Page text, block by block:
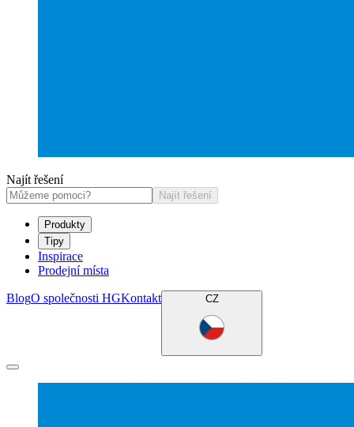
Najít řešení
Najít řešení
Produkty
Tipy
Inspirace
Prodejní místa
BlogO společnosti HGKontakt CZ